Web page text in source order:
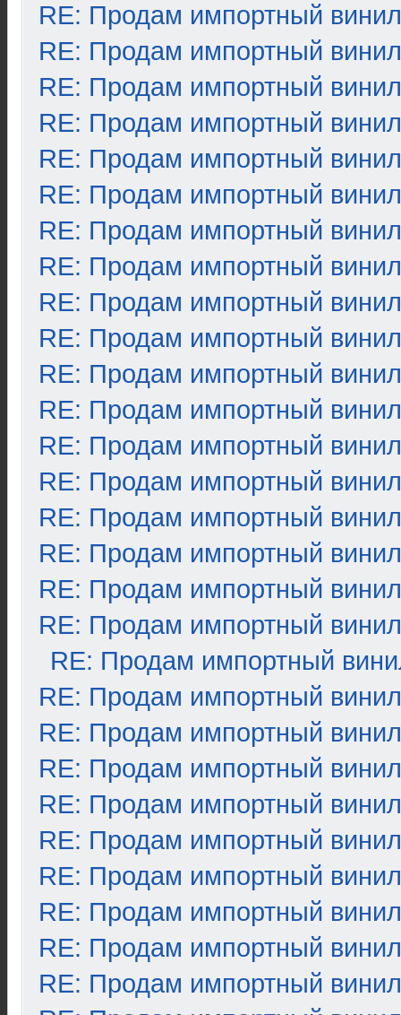
RE: Продам импортный винил
RE: Продам импортный винил
RE: Продам импортный винил
RE: Продам импортный винил
RE: Продам импортный винил
RE: Продам импортный винил
RE: Продам импортный винил
RE: Продам импортный винил
RE: Продам импортный винил
RE: Продам импортный винил
RE: Продам импортный винил
RE: Продам импортный винил
RE: Продам импортный винил
RE: Продам импортный винил
RE: Продам импортный винил
RE: Продам импортный винил
RE: Продам импортный винил
RE: Продам импортный винил
RE: Продам импортный
RE: Продам импортный винил
RE: Продам импортный винил
RE: Продам импортный винил
RE: Продам импортный винил
RE: Продам импортный винил
RE: Продам импортный винил
RE: Продам импортный винил
RE: Продам импортный винил
RE: Продам импортный винил